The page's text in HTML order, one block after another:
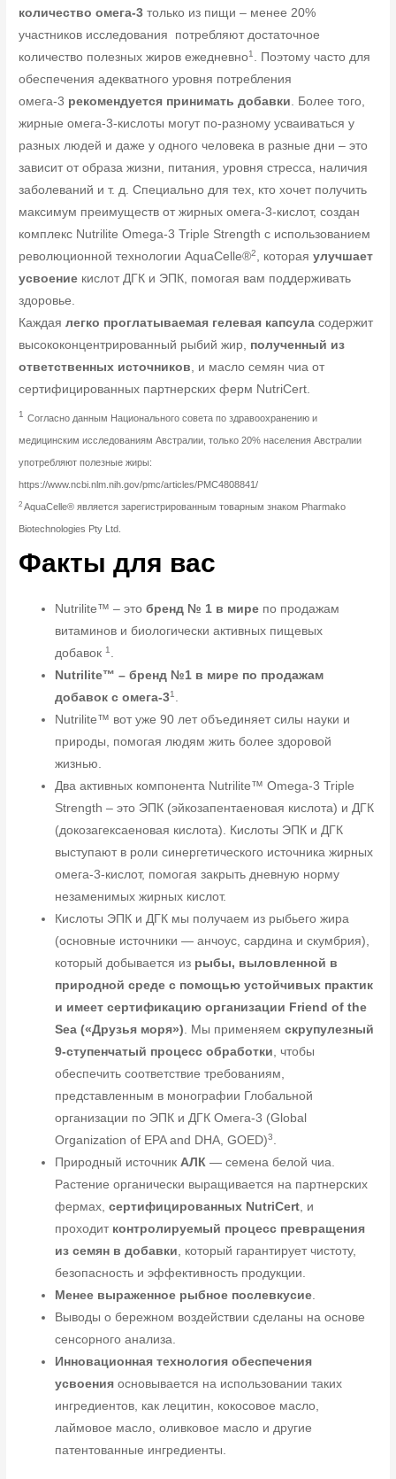
количество омега-3 только из пищи – менее 20%
участников исследования потребляют достаточное
количество полезных жиров ежедневно1. Поэтому часто для
обеспечения адекватного уровня потребления
омега-3 рекомендуется принимать добавки. Более того,
жирные омега-3-кислоты могут по-разному усваиваться у
разных людей и даже у одного человека в разные дни – это
зависит от образа жизни, питания, уровня стресса, наличия
заболеваний и т. д. Специально для тех, кто хочет получить
максимум преимуществ от жирных омега-3-кислот, создан
комплекс Nutrilite Omega-3 Triple Strength с использованием
революционной технологии AquaCelle®2, котораяулучшает
усвоение кислот ДГК и ЭПК, помогая вам поддерживать
здоровье.
Каждаялегко проглатываемая гелевая капсула содержит
высококонцентрированный рыбий жир, полученный из
ответственных источников, и масло семян чиа от
сертифицированных партнерских ферм NutriCert.
1 Согласно данным Национального совета по здравоохранению и
медицинским исследованиям Австралии, только 20% населения Австралии
употребляют полезные жиры:
https://www.ncbi.nlm.nih.gov/pmc/articles/PMC4808841/
2 AquaCelle® является зарегистрированным товарным знаком Pharmako
Biotechnologies Pty Ltd.
Факты для вас
Nutrilite™ – этобренд № 1 в мире по продажам
витаминов и биологически активных пищевых
добавок1 .
Nutrilite™ – бренд №1 в мире по продажам
добавок с омега-31 .
Nutrilite™ вот уже 90 лет объединяет силы науки и
природы, помогая людям жить более здоровой
жизнью.
Два активных компонента Nutrilite™ Omega-3 Triple
Strength – это ЭПК (эйкозапентаеновая кислота) и ДГК
(докозагексаеновая кислота). Кислоты ЭПК и ДГК
выступают в роли синергетического источника жирных
омега-3-кислот, помогая закрыть дневную норму
незаменимых жирных кислот.
Кислоты ЭПК и ДГК мы получаем из рыбьего жира
(основные источники — анчоус, сардина и скумбрия),
который добывается из рыбы, выловленной в
природной среде с помощью устойчивых практик
и имеет сертификацию организации Friend of the
Sea («Друзья моря»). Мы применяемскрупулезный
9-ступенчатый процесс обработки, чтобы
обеспечить соответствие требованиям,
представленным в монографии Глобальной
организации по ЭПК и ДГК Омега-3 (Global
Organization of EPA and DHA, GOED)3.
Природный источникАЛК — семена белой чиа.
Растение органически выращивается на партнерских
фермах,сертифицированных NutriCert, и
проходит контролируемый процесс превращения
из семян в добавки, который гарантирует чистоту,
безопасность и эффективность продукции.
Менее выраженное рыбное послевкусие.
Выводы о бережном воздействии сделаны на основе
сенсорного анализа.
Инновационная технология обеспечения
усвоения основывается на использовании таких
ингредиентов, как лецитин, кокосовое масло,
лаймовое масло, оливковое масло и другие
патентованные ингредиенты.